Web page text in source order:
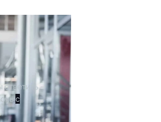
ответить
с